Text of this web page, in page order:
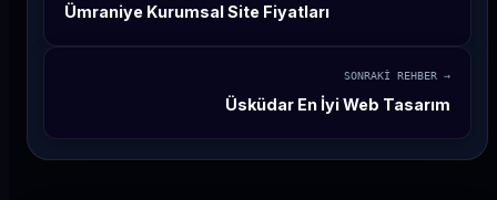
Ümraniye Kurumsal Site Fiyatları
SONRAKİ REHBER →
Üsküdar En İyi Web Tasarım